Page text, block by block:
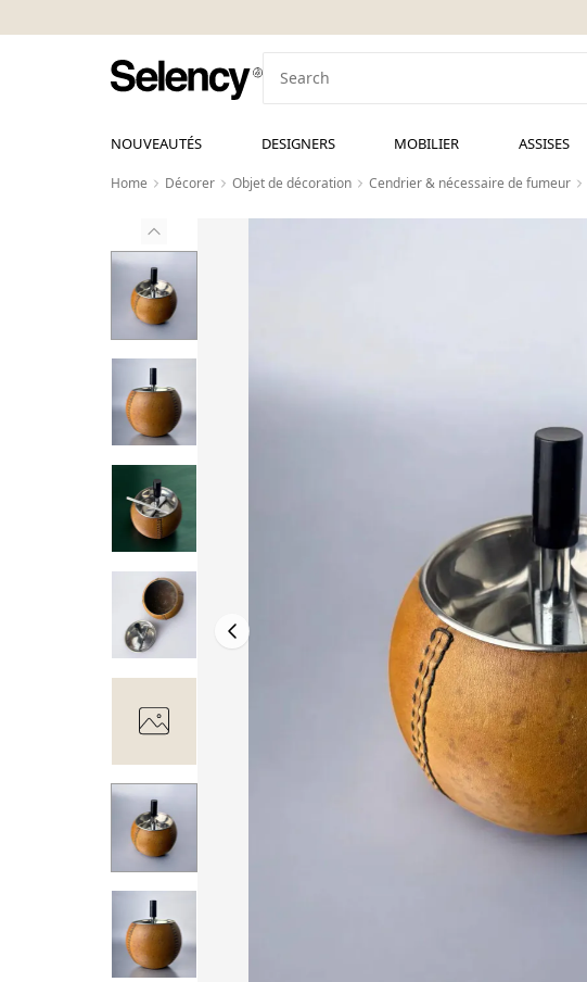
NOUVEAUTÉS DESIGNERS MOBILIER ASSISES
Home Décorer Objet de décoration Cendrier & nécessaire de fumeur